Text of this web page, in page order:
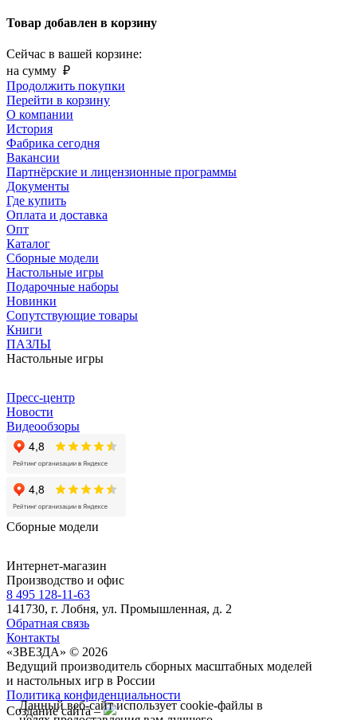
Товар добавлен в корзину
Сейчас в вашей корзине:
на сумму ₽
Продолжить покупки
Перейти в корзину
О компании
История
Фабрика сегодня
Вакансии
Партнёрские и лицензионные программы
Документы
Где купить
Оплата и доставка
Опт
Каталог
Сборные модели
Настольные игры
Подарочные наборы
Новинки
Сопутствующие товары
Книги
ПАЗЛЫ
Настольные игры
Пресс-центр
Новости
Видеообзоры
Сборные модели
Интернет-магазин
Производство и офис
8 495 128-11-63
141730, г. Лобня, ул. Промышленная, д. 2
Обратная связь
Контакты
«ЗВЕЗДА» © 2026
Ведущий производитель сборных масштабных моделей
и настольных игр в России
Политика конфиденциальности
Создание сайта –
Данный веб-сайт использует cookie-файлы в